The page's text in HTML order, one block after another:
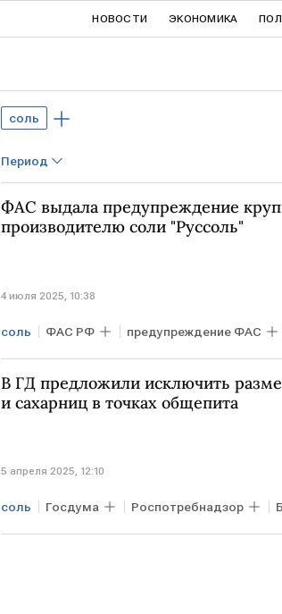
НОВОСТИ ЭКОНОМИКА
соль
Период
ФАС выдала предупреждение
производителю соли "Руссоль"
4 июля 2025, 10:38
соль ФАС РФ предупреждение ФАС
В ГД предложили исключить
и сахарниц в точках общепита
5 апреля 2025, 12:10
соль Госдума Роспотребнадзор